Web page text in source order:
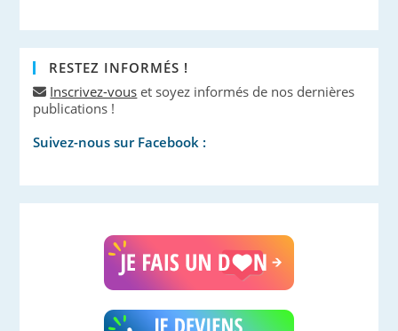
RESTEZ INFORMÉS !
Inscrivez-vous et soyez informés de nos dernières
publications !
Suivez-nous sur Facebook :